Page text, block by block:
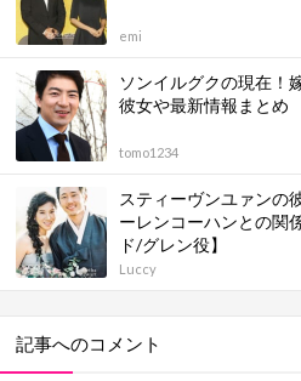
emi
ソンイルグクの現在！
彼女や最新情報まとめ
tomo1234
スティーヴンユァンの
ーレンコーハンとの関
ド/グレン役】
Luccy
記事へのコメント